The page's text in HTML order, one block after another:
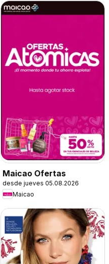
Maicao Ofertas
desde jueves 05.08.2026
Maicao